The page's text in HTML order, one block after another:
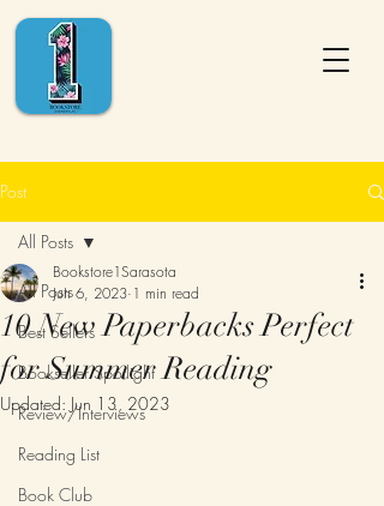
Post
All Posts
Best Sellers
Bookseller Spotlight
Review/Interviews
Reading List
Book Club
All Posts
10 New Paperbacks Perfect
for Summer Reading
Bookstore1Sarasota
Jun 6, 2023 1 min read
Updated: Jun 13, 2023